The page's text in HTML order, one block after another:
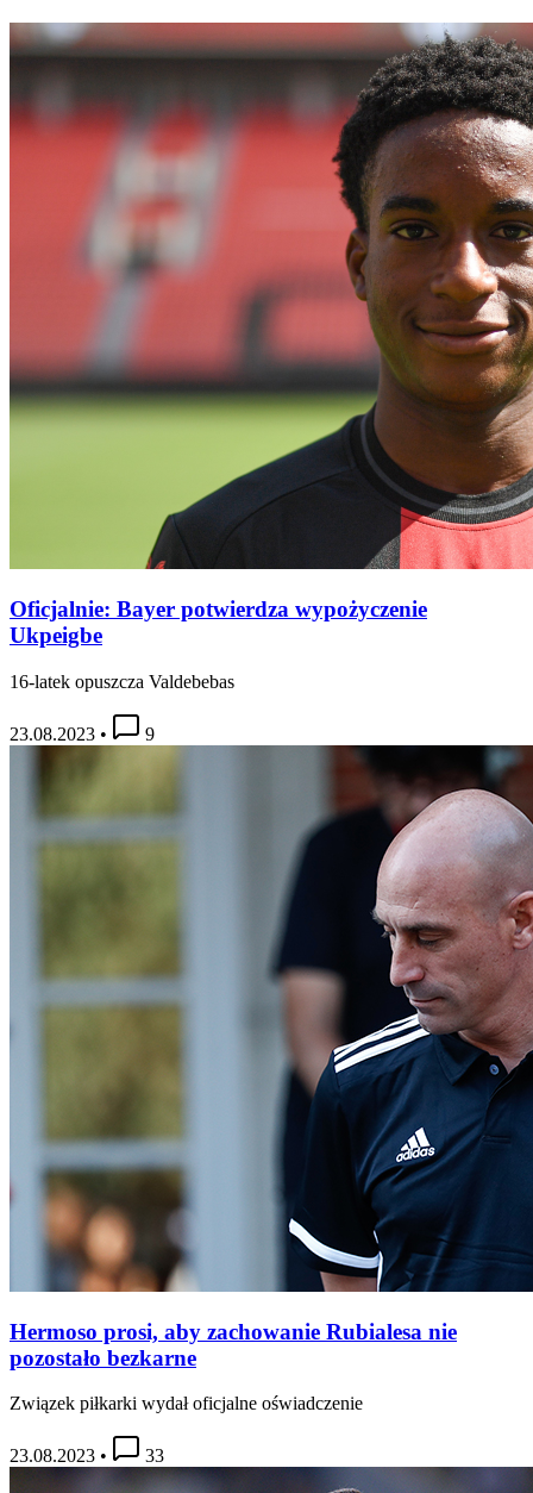
Oficjalnie: Bayer potwierdza wypożyczenie
Ukpeigbe
16-latek opuszcza Valdebebas
23.08.2023 • 9
Hermoso prosi, aby zachowanie Rubialesa nie
pozostało bezkarne
Związek piłkarki wydał oficjalne oświadczenie
23.08.2023 • 33